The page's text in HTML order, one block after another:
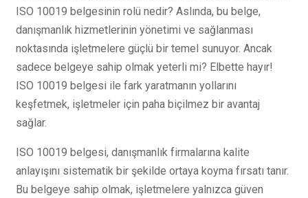
ISO 10019 belgesinin rolü nedir? Aslında, bu belge,
danışmanlık hizmetlerinin yönetimi ve sağlanması
noktasında işletmelere güçlü bir temel sunuyor. Ancak
sadece belgeye sahip olmak yeterli mi? Elbette hayır!
ISO 10019 belgesi ile fark yaratmanın yollarını
keşfetmek, işletmeler için paha biçilmez bir avantaj
sağlar.
ISO 10019 belgesi, danışmanlık firmalarına kalite
anlayışını sistematik bir şekilde ortaya koyma fırsatı tanır.
Bu belgeye sahip olmak, işletmelere yalnızca güven